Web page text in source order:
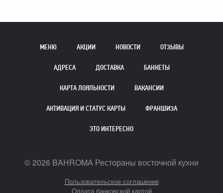
МЕНЮ АКЦИИ НОВОСТИ ОТЗЫВЫ
АДРЕСА ДОСТАВКА БАНКЕТЫ
КАРТА ЛОЯЛЬНОСТИ ВАКАНСИИ
АКТИВАЦИЯ И СТАТУС КАРТЫ ФРАНШИЗА
ЭТО ИНТЕРЕСНО
©2026 BAHROMA Рестораны восточной кухни
Пользовательское соглашение
Оплата банковской картой